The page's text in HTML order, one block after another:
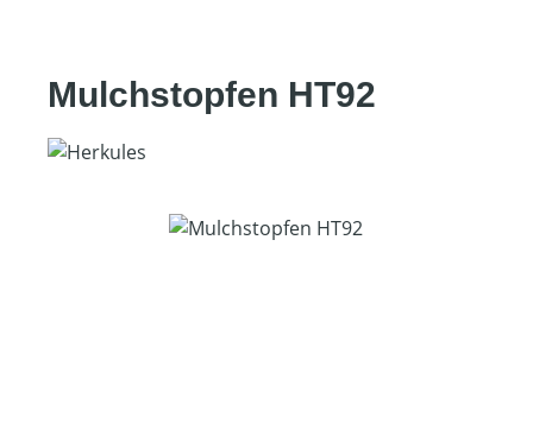
Mulchstopfen HT92
Bildergalerie überspringen